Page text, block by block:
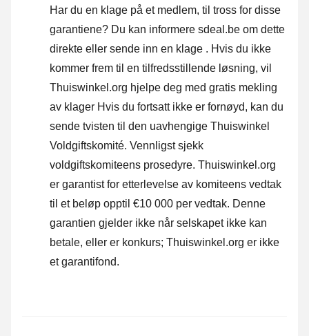
Har du en klage på et medlem, til tross for disse
garantiene? Du kan informere sdeal.be om dette
direkte eller sende inn en klage . Hvis du ikke
kommer frem til en tilfredsstillende løsning, vil
Thuiswinkel.org hjelpe deg med gratis mekling
av klager Hvis du fortsatt ikke er fornøyd, kan du
sende tvisten til den uavhengige Thuiswinkel
Voldgiftskomité. Vennligst sjekk
voldgiftskomiteens prosedyre. Thuiswinkel.org
er garantist for etterlevelse av komiteens vedtak
til et beløp opptil €10 000 per vedtak. Denne
garantien gjelder ikke når selskapet ikke kan
betale, eller er konkurs; Thuiswinkel.org er ikke
et garantifond.